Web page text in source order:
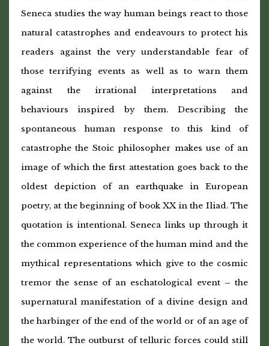
Seneca studies the way human beings react to those
natural catastrophes and endeavours to protect his
readers against the very understandable fear of
those terrifying events as well as to warn them
against the irrational interpretations and
behaviours inspired by them. Describing the
spontaneous human response to this kind of
catastrophe the Stoic philosopher makes use of an
image of which the first attestation goes back to the
oldest depiction of an earthquake in European
poetry, at the beginning of book XX in the Iliad. The
quotation is intentional. Seneca links up through it
the common experience of the human mind and the
mythical representations which give to the cosmic
tremor the sense of an eschatological event – the
supernatural manifestation of a divine design and
the harbinger of the end of the world or of an age of
the world. The outburst of telluric forces could still